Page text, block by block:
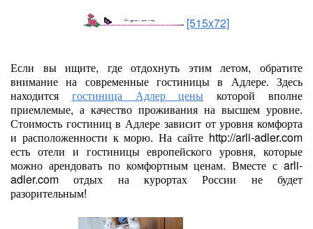
[515x72]
Если вы ищите, где отдохнуть этим летом, обратите
внимание на современные гостиницы в Адлере. Здесь
находится гостиница Адлер цены которой вполне
приемлемые, а качество проживания на высшем уровне.
Стоимость гостиниц в Адлере зависит от уровня комфорта
и расположенности к морю. На сайте http://arli-adler.com
есть отели и гостиницы европейского уровня, которые
можно арендовать по комфортным ценам. Вместе с arli-
adler.com отдых на курортах России не будет
разорительным!